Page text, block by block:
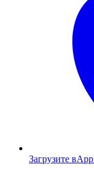
Загрузите в